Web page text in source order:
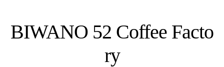
BIWANO 52 Coffee Facto
ry